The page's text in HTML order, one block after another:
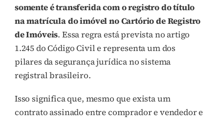
somente é transferida com o registro do título
na matrícula do imóvel no Cartório de Registro
de Imóveis. Essa regra está prevista no artigo
1.245 do Código Civil e representa um dos
pilares da segurança jurídica no sistema
registral brasileiro.
Isso significa que, mesmo que exista um
contrato assinado entre comprador e vendedor e